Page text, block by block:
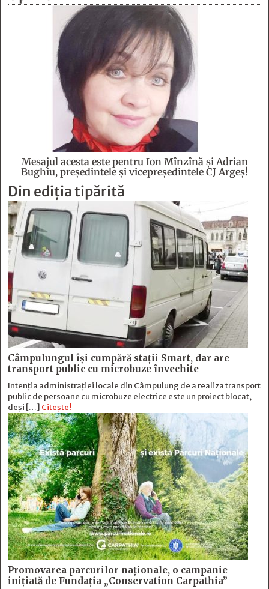
Mesajul acesta este pentru Ion Mînzînă şi Adrian
Bughiu, preşedintele şi vicepreşedintele CJ Argeş!
Din ediția tipărită
Câmpulungul îşi cumpără staţii Smart, dar are
transport public cu microbuze învechite
Intenția administrației locale din Câmpulung de a realiza transport
public de persoane cu microbuze electrice este un proiect blocat,
deși […] Citește!
Promovarea parcurilor naționale, o campanie
inițiată de Fundația „Conservation Carpathia”